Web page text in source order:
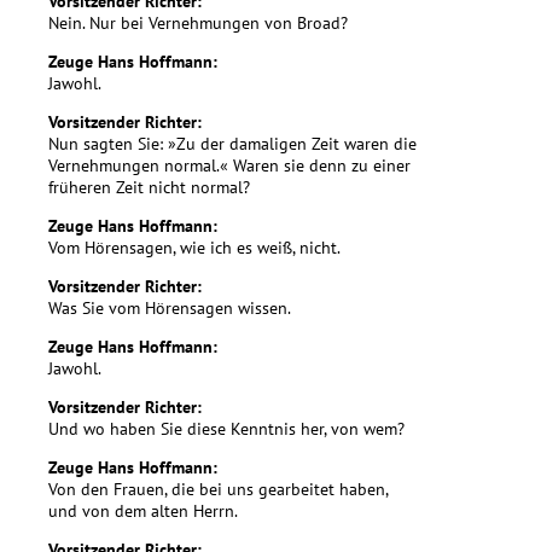
Nein. Nur bei Vernehmungen von Broad?
Zeuge Hans Hoffmann:
Jawohl.
Vorsitzender Richter:
Nun sagten Sie: »Zu der damaligen Zeit waren die
Vernehmungen normal.« Waren sie denn zu einer
früheren Zeit nicht normal?
Zeuge Hans Hoffmann:
Vom Hörensagen, wie ich es weiß, nicht.
Vorsitzender Richter:
Was Sie vom Hörensagen wissen.
Zeuge Hans Hoffmann:
Jawohl.
Vorsitzender Richter:
Und wo haben Sie diese Kenntnis her, von wem?
Zeuge Hans Hoffmann:
Von den Frauen, die bei uns gearbeitet haben,
und von dem alten Herrn.